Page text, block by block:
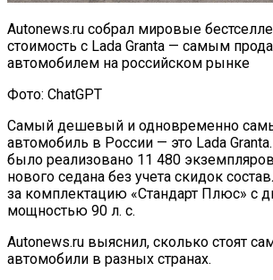
Autonews.ru собрал мировые
стоимость с Lada Granta — самым
автомобилем на российском рынке
Фото: ChatGPT
Самый дешевый и одновременно
автомобиль в России — это Lada
было реализовано 11 480
нового седана без учета скидок
за комплектацию «Стандарт Плюс» с
мощностью 90 л. с.
Autonews.ru выяснил, сколько стоят
автомобили в разных странах.